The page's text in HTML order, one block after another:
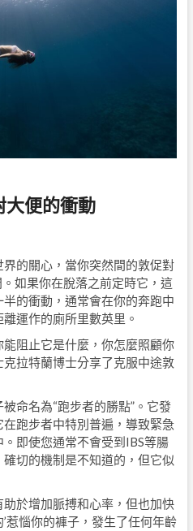
大便的衝動
的關心，當你突然間的敦促對
如果你在脫落之前定時它，這
的衝動，通常會在你的奔跑中
運作的廁所里數英里。
阻止它是什麼，你怎麼照顧你
拉特蘭博士分享了克服中途敦
命名為“跑步者的勝點”。它發
跑步者中特別普遍，導致緊急
即使您通常不會受到IBS等腸
切的機制是不知道的，但它似
於增加脈搏和心率，但也加快
惹惱你的褲子，發生​​了任何年齡